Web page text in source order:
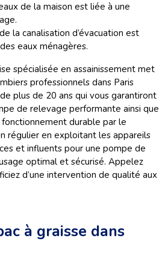
de la maison est liée à une
la canalisation d’évacuation est
eaux ménagères.
spécialisée en assainissement met
professionnels dans Paris
plus de 20 ans qui vous garantiront
de relevage performante ainsi que
durable par le
régulier en exploitant les appareils
et influents pour une pompe de
optimal et sécurisé. Appelez
d’une intervention de qualité aux
à graisse dans